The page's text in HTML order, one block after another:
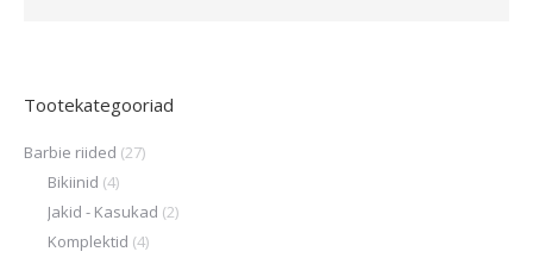
Tootekategooriad
Barbie riided (27)
Bikiinid (4)
Jakid - Kasukad (2)
Komplektid (4)